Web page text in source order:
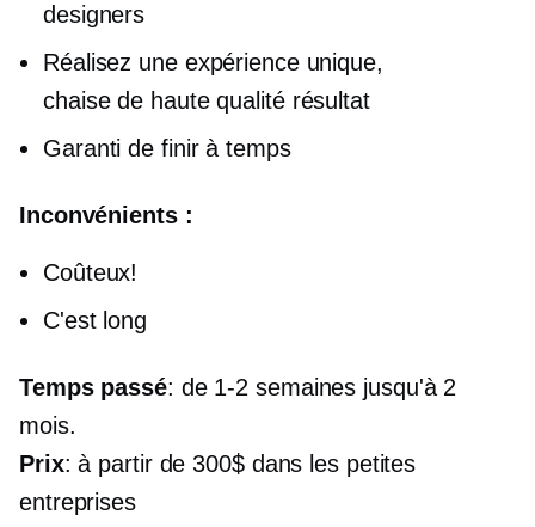
designers
Réalisez une expérience unique,
chaise de haute qualitérésultat
Garanti de finir à temps
Inconvénients :
Coûteux!
C'est long
Temps passé: de 1-2 semaines jusqu'à 2
mois.
Prix: à partir de 300$ dans les petites
entreprises